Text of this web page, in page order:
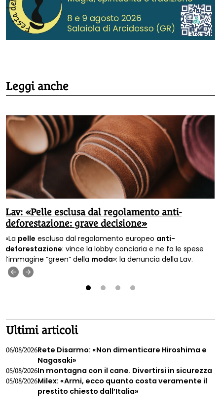
Leggi anche
Lav: «Pelle esclusa dal regolamento anti-
deforestazione: grave decisione»
«La pelle esclusa dal regolamento europeo anti-
deforestazione: vince la lobby conciaria e ne fa le spese
l’immagine “green” della moda»: la denuncia della Lav.
Ultimi articoli
06/08/2026Rete Disarmo: «Non dimenticare Hiroshima e
Nagasaki»
05/08/2026In montagna con il cane. Divertirsi in sicurezza
05/08/2026Milex: «Armi, ecco quanto costa veramente il
prestito chiesto dall’Italia»